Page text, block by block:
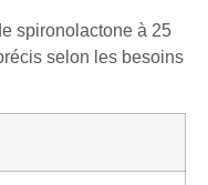
spironolactone à 25
selon les besoins